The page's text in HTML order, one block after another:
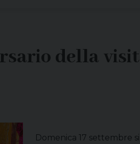
della
Domenica 17 settembre